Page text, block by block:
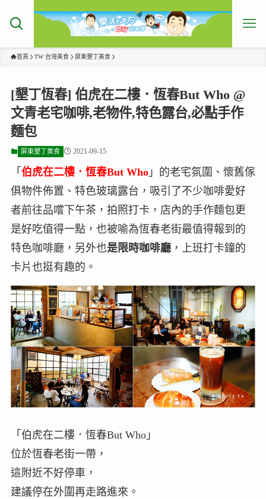
首頁 TW 台灣美食 屏東墾丁美食
[墾丁恆春] 伯虎在二樓．恆春But Who @
文青老宅咖啡,老物件,特色露台,必點手作
麵包
屏東墾丁美食 2021-09-15
「 伯虎在二樓．恆春But Who」的老宅氛圍、懷舊傢
俱物件佈置、特色玻璃露台，吸引了不少咖啡愛好
者前往品嚐下午茶，拍照打卡，店內的手作麵包更
是好吃值得一點，也被喻為恆春老街最值得報到的
特色咖啡廳，另外也是限時咖啡廳，上班打卡鐘的
卡片也挺有趣的。
「伯虎在二樓．恆春But Who」
位於恆春老街一帶，
這附近不好停車，
建議停在外圍再走路進來。